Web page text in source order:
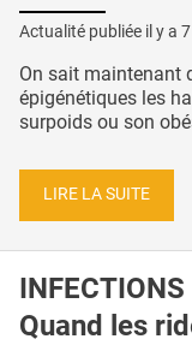
Actualité publiée il y a
On sait maintenant
épigénétiques les
surpoids ou son
LIRE LA SUITE
Quand les